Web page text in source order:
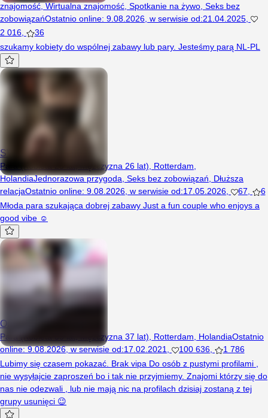
znajomość,Wirtualna znajomość Spotkanie na żywo Seks bez
zobowiązańOstatnio online: 9.08.2026 w serwisie od:21.04.2025
2 016,
36
szukamy kobiety do wspólnej zabawy lub pary. Jesteśmy parą NL-PL
SVCouple
Para (Kobieta 25 lat, Mężczyzna 26 lat), Rotterdam,
HolandiaJednorazowa przygoda Seks bez zobowiązań
Dłuższa
relacjaOstatnio online: 9.08.2026 w serwisie od:17.05.2026 67
6
Młoda para szukająca dobrej zabawy Just a fun couple who enjoys a
good vibe ☺️
Oniholland
Para (Kobieta 33 lat, Mężczyzna 37 lat), Rotterdam, HolandiaOstatnio
online:9.08.2026,w serwisie od:17.02.2021, 100 636,
1 786
Lubimy się czasem pokazać. Brak vipa Do osób z pustymi profilami ,
nie wysyłajcie zaproszeń bo i tak nie przyjmiemy. Znajomi którzy się do
nas nie odezwali , lub nie mają nic na profilach dzisiaj zostaną z tej
grupy usunięci 😉